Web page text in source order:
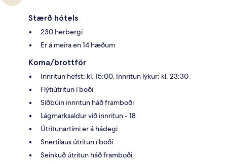
Stærð hótels
230 herbergi
Er á meira en 14 hæðum
Koma/brottför
Innritun hefst: kl. 15:00. Innritun lýkur: kl. 23:30
Flýtiútritun í boði
Síðbúin innritun háð framboði
Lágmarksaldur við innritun - 18
Útritunartími er á hádegi
Snertilaus útritun í boði
Seinkuð útritun háð framboði